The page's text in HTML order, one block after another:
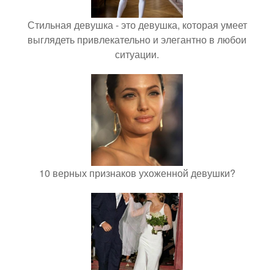
Стильная девушка - это девушка, которая умеет
выглядеть привлекательно и элегантно в любои
ситуации.
10 верных признаков ухоженной девушки?